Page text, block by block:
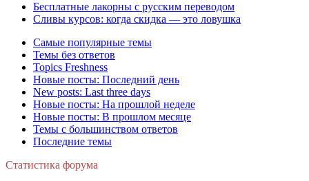
Бесплатные лакорны с русским переводом
Сливы курсов: когда скидка — это ловушка
Самые популярные темы
Темы без ответов
Topics Freshness
Новые посты: Последний день
New posts: Last three days
Новые посты: На прошлой неделе
Новые посты: В прошлом месяце
Темы с большинством ответов
Последние темы
Статистика форума